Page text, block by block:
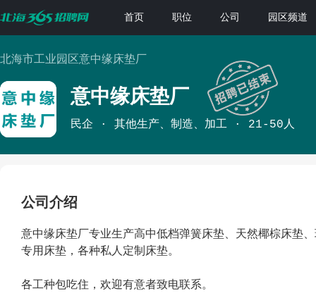
首页 职位 公司 园区频道
北海市工业园区意中缘床垫厂
意中缘床垫厂
民企 其他生产、制造、加工 21-50人
公司介绍
意中缘床垫厂专业生产高中低档弹簧床垫、天然椰棕床垫
专用床垫，各种私人定制床垫。
各工种包吃住，欢迎有意者致电联系。